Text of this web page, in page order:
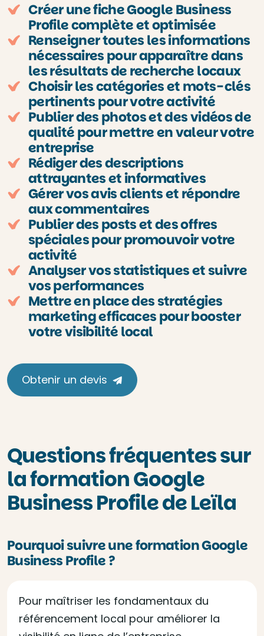
Créer une fiche Google Business
Profile complète et optimisée
Renseigner toutes les informations
nécessaires pour apparaître dans
les résultats de recherche locaux
Choisir les catégories et mots-clés
pertinents pour votre activité
Publier des photos et des vidéos de
qualité pour mettre en valeur votre
entreprise
Rédiger des descriptions
attrayantes et informatives
Gérer vos avis clients et répondre
aux commentaires
Publier des posts et des offres
spéciales pour promouvoir votre
activité
Analyser vos statistiques et suivre
vos performances
Mettre en place des stratégies
marketing efficaces pour booster
votre visibilité local
Obtenir un devis
Questions fréquentes sur
la formation Google
Business Profile de Leïla
Pourquoi suivre une formation Google
Business Profile ?
Pour maîtriser les fondamentaux du
référencement local pour améliorer la